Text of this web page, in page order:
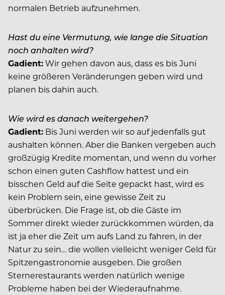
normalen Betrieb aufzunehmen.
Hast du eine Vermutung, wie lange die Situation
noch anhalten wird?
Gadient:Wir gehen davon aus, dass es bis Juni
keine größeren Veränderungen geben wird und
planen bis dahin auch.
Wie wird es danach weitergehen?
Gadient: Bis Juni werden wir so auf jedenfalls gut
aushalten können. Aber die Banken vergeben auch
großzügig Kredite momentan, und wenn du vorher
schon einen guten Cashflow hattest und ein
bisschen Geld auf die Seite gepackt hast, wird es
kein Problem sein, eine gewisse Zeit zu
überbrücken. Die Frage ist, ob die Gäste im
Sommer direkt wieder zurückkommen würden, da
ist ja eher die Zeit um aufs Land zu fahren, in der
Natur zu sein… die wollen vielleicht weniger Geld für
Spitzengastronomie ausgeben. Die großen
Sternerestaurants werden natürlich wenige
Probleme haben bei der Wiederaufnahme.